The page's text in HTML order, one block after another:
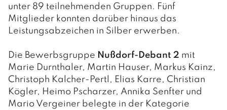
unter 89 teilnehmenden Gruppen. Fünf
Mitglieder konnten darüber hinaus das
Leistungsabzeichen in Silber erwerben.
Die Bewerbsgruppe Nußdorf-Debant 2 mit
Marie Durnthaler, Martin Hauser, Markus Kainz,
Christoph Kalcher-Pertl, Elias Karre, Christian
Kögler, Heimo Pscharzer, Annika Senfter und
Mario Vergeiner belegte in der Kategorie